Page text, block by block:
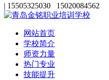
| 15505325030 15020084562
网站首页
学校简介
师资力量
热门专业
技能提升